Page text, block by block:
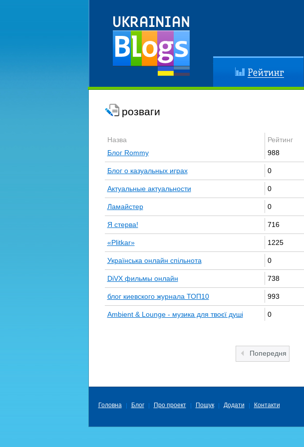
Рейтинг
розваги
Назва Рейтинг
Блог Rommy
988
Блог о казуальных играх 0
Актуальные актуальности 0
Ламайстер 0
Я стерва! 716
«Plitkar» 1225
Українська онлайн спільнота 0
DiVX фильмы онлайн 738
блог киевского журнала ТОП10 993
Ambient & Lounge - музика для твоєї душі 0
Попередня
Головна Блог Про проект Пошук Додати Контакти